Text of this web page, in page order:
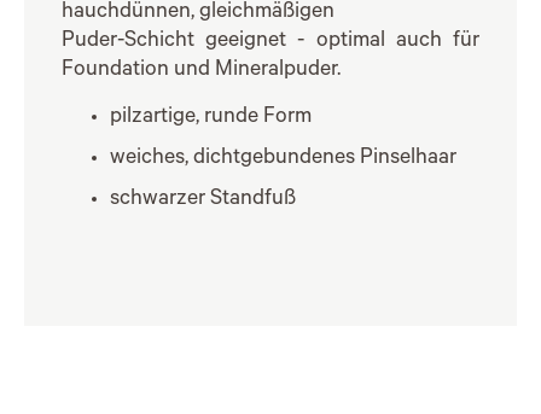
hauchdünnen, gleichmäßigen
Puder-Schicht geeignet - optimal auch für
Foundation und Mineralpuder.
pilzartige, runde Form
weiches, dichtgebundenes Pinselhaar
schwarzer Standfuß